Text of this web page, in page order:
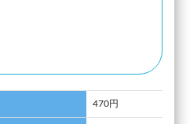
470円